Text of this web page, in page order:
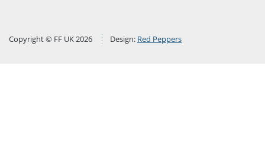
Copyright © FF UK 2026 Design: Red Peppers